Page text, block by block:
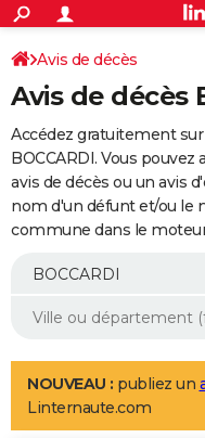
ACTUALITÉS
Politique
Société
Faits Divers
Education
Monde
Villes
+
SPORT
Coupe du monde 2026
Football
Tennis
Cyclisme
Rugby
Forum
Programme TV
TNT
Streaming
Cinéma
Sorties cinéma
Musique
+
FINANCE
Retraite
Epargne
Immobilier
Risques naturels par ville
Banque
Assurance
AUTO
Essais
Réserver un essai
Citadines
Berlines
SUV
Forum auto
+
Mobiles
Meilleur smartphone
Internet
Ordinateurs
Jeux vidéo
Guide high-tech
Aménagement intérieur
LIFESTYLE
Art de vivre
Bien-être
Loisirs
Mode
Modes de vie
Avis de décès
Avis de décès
Accédez gratuitement
BOCCARDI. Vous
avis de décès ou un avis
nom d'un défunt et/ou le
commune dans le
NOUVEAU : publiez un
Linternaute.com